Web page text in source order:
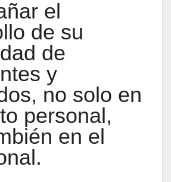
el
de su
de
y
no solo en
personal,
en el